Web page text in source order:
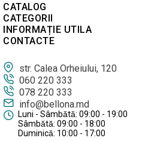
CATALOG
CATEGORII
INFORMAȚIE UTILA
CONTACTE
str. Calea Orheiului, 120
060 220 333
078 220 333
info@bellona.md
Luni - Sâmbătă: 09:00 - 19:00
Sâmbătă: 09:00 - 18:00
Duminică: 10:00 - 17:00